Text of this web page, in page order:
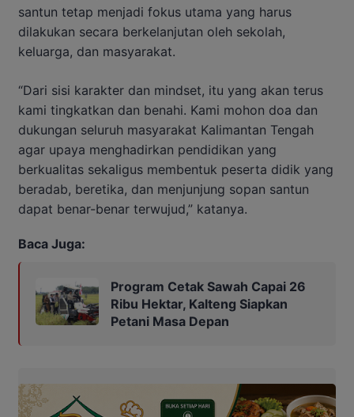
santun tetap menjadi fokus utama yang harus
dilakukan secara berkelanjutan oleh sekolah,
keluarga, dan masyarakat.
“Dari sisi karakter dan mindset, itu yang akan terus
kami tingkatkan dan benahi. Kami mohon doa dan
dukungan seluruh masyarakat Kalimantan Tengah
agar upaya menghadirkan pendidikan yang
berkualitas sekaligus membentuk peserta didik yang
beradab, beretika, dan menjunjung sopan santun
dapat benar-benar terwujud,” katanya.
Baca Juga:
Program Cetak Sawah Capai 26
Ribu Hektar, Kalteng Siapkan
Petani Masa Depan